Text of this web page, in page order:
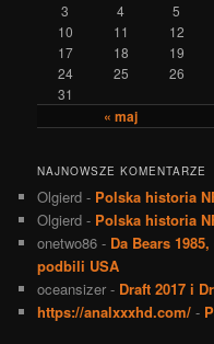
« maj
3
4 5
10
11 12
17
18 19
24
25 26
31
NAJNOWSZE KOMENTARZE
Olgierd - Polska historia
Olgierd - Polska historia
onetwo86 - Da Bears
podbili USA
oceansizer - Draft 2017 i
https://analxxxhd.com/ -